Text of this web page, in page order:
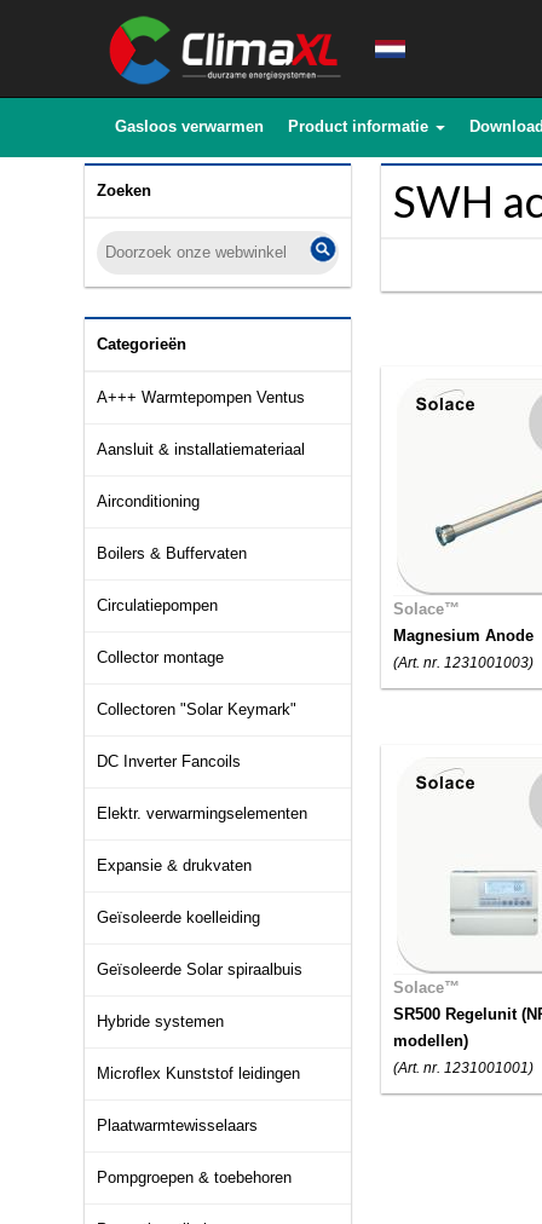
Gasloos verwarmen Product informatie
Zoeken
Categorieën
A+++ Warmtepompen Ventus
Aansluit & installatiemateriaal
Airconditioning
Boilers & Buffervaten
Circulatiepompen
Collector montage
Collectoren "Solar Keymark"
DC Inverter Fancoils
Elektr. verwarmingselementen
Expansie & drukvaten
Geïsoleerde koelleiding
Geïsoleerde Solar spiraalbuis
Hybride systemen
Microflex Kunststof leidingen
Plaatwarmtewisselaars
Pompgroepen & toebehoren
SWH
Solace™
Magnesium Anode
(Art. nr. 1231001003)
Solace™
SR500 Regelunit
modellen)
(Art. nr. 1231001001)